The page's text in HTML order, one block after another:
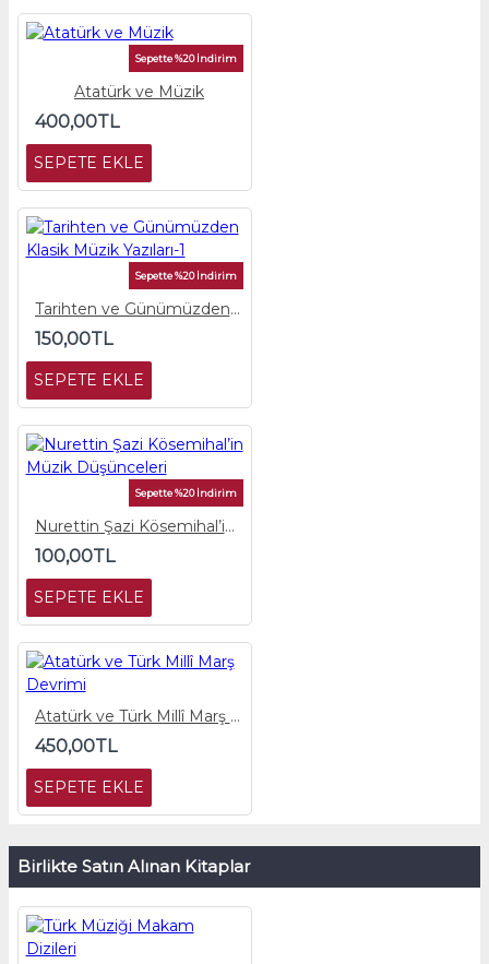
Sepette %20 İndirim
Atatürk ve Müzik
400,00TL
SEPETE EKLE
Sepette %20 İndirim
Tarihten ve Günümüzden Klasik Müzik Yazıları-1
150,00TL
SEPETE EKLE
Sepette %20 İndirim
Nurettin Şazi Kösemihal’in Müzik Düşünceleri
100,00TL
SEPETE EKLE
Atatürk ve Türk Millî Marş Devrimi
450,00TL
SEPETE EKLE
Birlikte Satın Alınan Kitaplar